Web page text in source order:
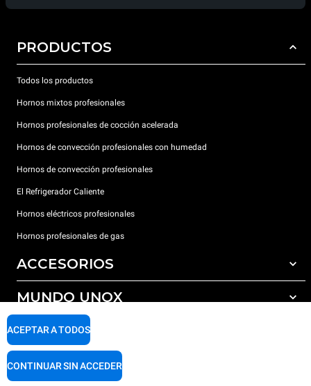
PRODUCTOS
Todos los productos
Hornos mixtos profesionales
Hornos profesionales de cocción acelerada
Hornos de convección profesionales con humedad
Hornos de convección profesionales
El Refrigerador Caliente
Hornos eléctricos profesionales
Hornos profesionales de gas
ACCESORIOS
Todos los accesorios
Detergentes para lavado automático
Detergentes para lavado manual
Tratamiento de agua con filtros de resina
MUNDO UNOX
Nuestras sedes en el mundo
SOPORTE
Garantía Unox
ACEPTAR A TODOS
CONTINUAR SIN ACCEDER